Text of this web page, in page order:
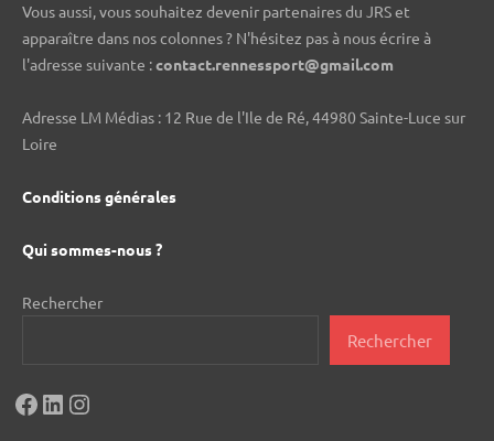
Vous aussi, vous souhaitez devenir partenaires du JRS et
apparaître dans nos colonnes ? N'hésitez pas à nous écrire à
l'adresse suivante :contact.rennessport@gmail.com
Adresse LM Médias : 12 Rue de l'Ile de Ré, 44980 Sainte-Luce sur
Loire
Conditions générales
Qui sommes-nous ?
Rechercher
Rechercher
Facebook
LinkedIn
Instagram